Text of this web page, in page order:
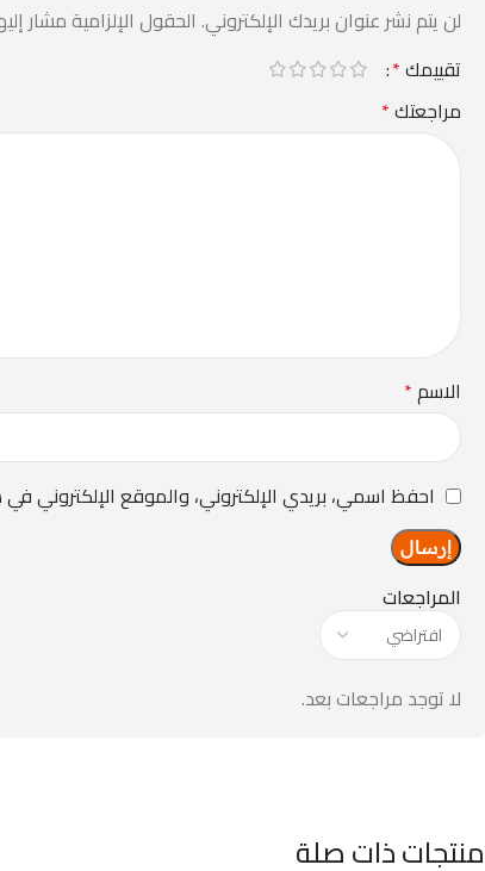
المراجعات
لا توجد مراجعات بعد.
لن يتم نشر عنوان بريدك الإلكتروني.الحقول الإلزامية مشار
تقييمك*
مراجعتك*
الاسم*
احفظ اسمي، بريدي الإلكتروني، والموقع الإلكتروني
منتجات ذات صلة